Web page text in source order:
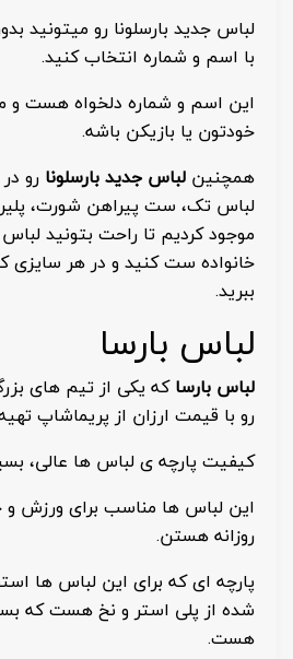
لباس جدید بارسلونا رو میتونید
با اسم و شماره انتخاب کنید.
این اسم و شماره دلخواه هست و
خودتون یا بازیکن باشه.
همچنین لباس جدید بارسلونا رو
لباس تک، ست پیراهن شورت،
موجود کردیم تا راحت بتونید
خانواده ست کنید و در هر سایزی
ببرید.
لباس بارسا
لباس بارساکه یکی از تیم های
رو با قیمت ارزان از پریماشاپ
کیفیت پارچه ی لباس ها عالی،
این لباس ها مناسب برای ورزش
روزانه هستن.
پارچه ای که برای این لباس ها
شده از پلی استر و نخ هست که
هست.